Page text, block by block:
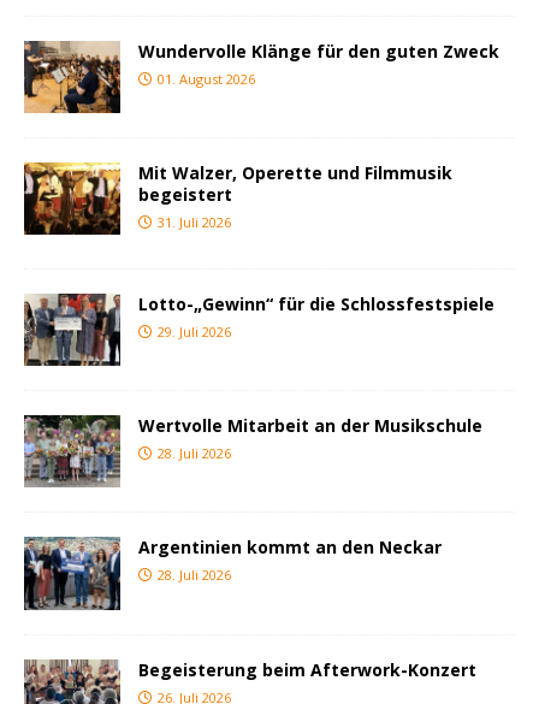
Wundervolle Klänge für den guten Zweck
01. August 2026
Mit Walzer, Operette und Filmmusik
begeistert
31. Juli 2026
Lotto-„Gewinn“ für die Schlossfestspiele
29. Juli 2026
Wertvolle Mitarbeit an der Musikschule
28. Juli 2026
Argentinien kommt an den Neckar
28. Juli 2026
Begeisterung beim Afterwork-Konzert
26. Juli 2026